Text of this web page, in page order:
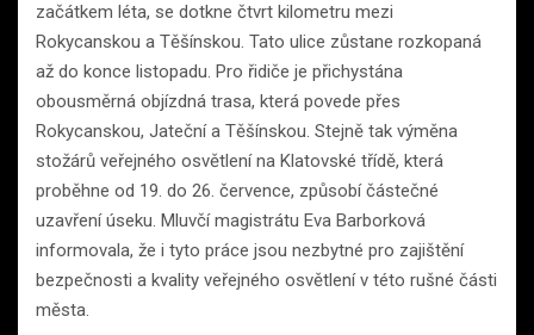
začátkem léta, se dotkne čtvrt kilometru mezi
Rokycanskou a Těšínskou. Tato ulice zůstane rozkopaná
až do konce listopadu. Pro řidiče je přichystána
obousměrná objízdná trasa, která povede přes
Rokycanskou, Jateční a Těšínskou. Stejně tak výměna
stožárů veřejného osvětlení na Klatovské třídě, která
proběhne od 19. do 26. července, způsobí částečné
uzavření úseku. Mluvčí magistrátu Eva Barborková
informovala, že i tyto práce jsou nezbytné pro zajištění
bezpečnosti a kvality veřejného osvětlení v této rušné části
města.